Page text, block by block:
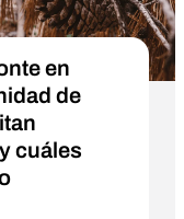
en
de
cuáles